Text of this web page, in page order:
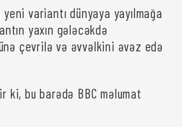
variantı dünyaya yayılmağa
yaxın gələcəkdə
çevrilə və əvvəlkini əvəz edə
ki, bu barədə BBC məlumat